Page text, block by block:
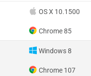
OS X 10.1500
Chrome 85
Windows 8
Chrome 107